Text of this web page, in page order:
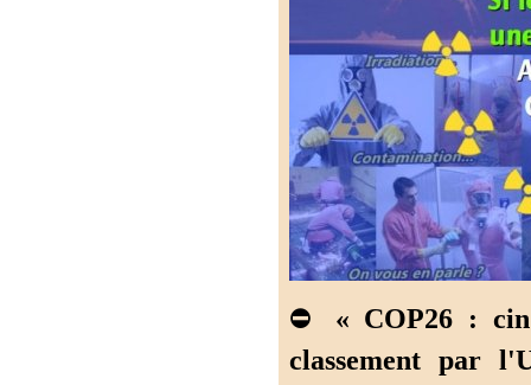
⛔ « COP26 :
classement par